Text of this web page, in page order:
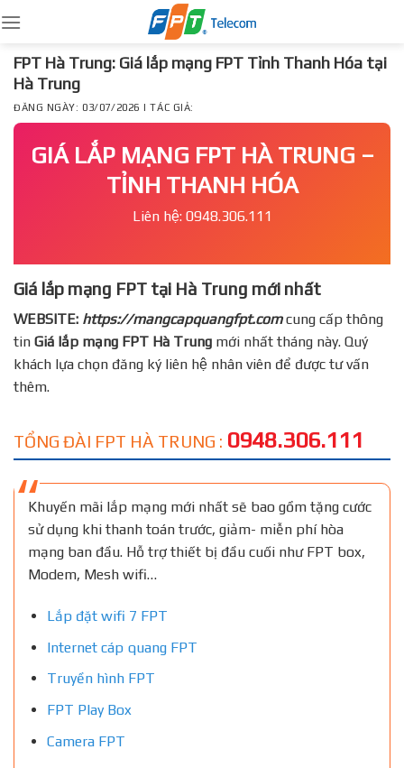
to
content
FPT Hà Trung: Giá lắp mạng FPT Tỉnh Thanh Hóa tại
Hà Trung
ĐĂNG NGÀY: 03/07/2026 | TÁC GIẢ:
GIÁ LẮP MẠNG FPT HÀ TRUNG –
TỈNH THANH HÓA
Liên hệ: 0948.306.111
Giá lắp mạng FPT tại Hà Trung mới nhất
WEBSITE: https://mangcapquangfpt.comcung cấp thông
tin Giá lắp mạng FPT Hà Trung mới nhất tháng này. Quý
khách lựa chọn đăng ký liên hệ nhân viên để được tư vấn
thêm.
TỔNG ĐÀI FPT HÀ TRUNG : 0948.306.111
Khuyến mãi lắp mạng mới nhất sẽ bao gồm tặng cước
sử dụng khi thanh toán trước, giảm- miễn phí hòa
mạng ban đầu. Hỗ trợ thiết bị đầu cuối như FPT box,
Modem, Mesh wifi…
Lắp đặt wifi 7 FPT
Internet cáp quang FPT
Truyền hình FPT
FPT Play Box
Camera FPT